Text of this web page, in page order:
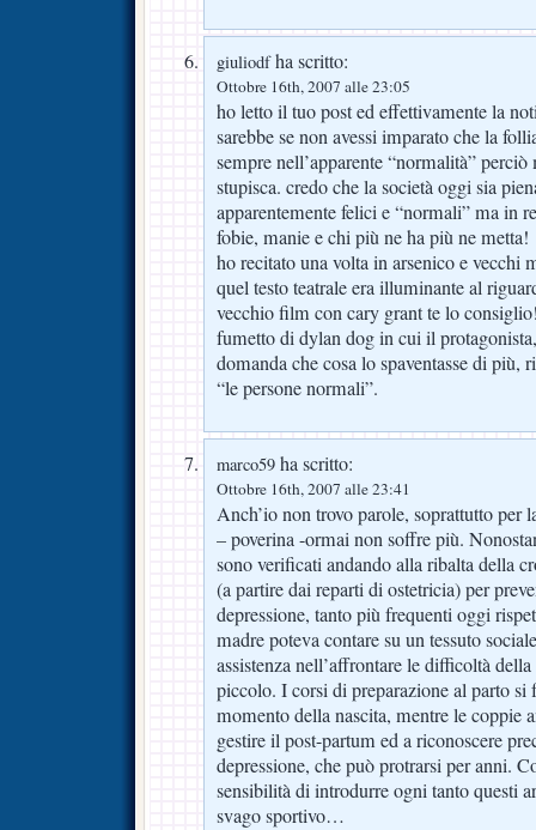
giuliodfha scritto:
Ottobre 16th, 2007 alle 23:05
ho letto il tuo post ed effettivamente la
sarebbe se non avessi imparato che la
sempre nell’apparente “normalità”
stupisca. credo che la società oggi sia
apparentemente felici e “normali” ma in
fobie, manie e chi più ne ha più ne metta!
ho recitato una volta in arsenico e vecchi
quel testo teatrale era illuminante al
vecchio film con cary grant te lo
fumetto di dylan dog in cui il
domanda che cosa lo spaventasse di più,
“le persone normali”.
marco59 ha scritto:
Ottobre 16th, 2007 alle 23:41
Anch’io non trovo parole, soprattutto per
– poverina -ormai non soffre più.
sono verificati andando alla ribalta della
(a partire dai reparti di ostetricia) per
depressione, tanto più frequenti oggi
madre poteva contare su un tessuto
assistenza nell’affrontare le difficoltà
piccolo. I corsi di preparazione al parto si
momento della nascita, mentre le coppie
gestire il post-partum ed a riconoscere
depressione, che può protrarsi per anni.
sensibilità di introdurre ogni tanto questi
svago sportivo…